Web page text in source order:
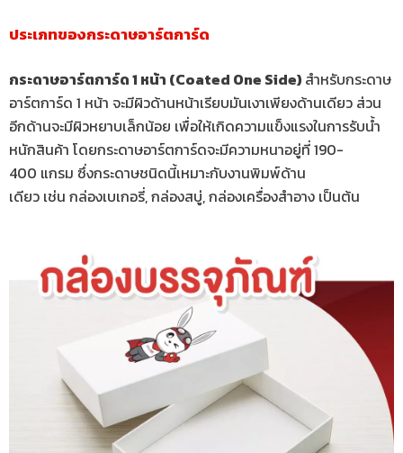
ประเภทของกระดาษอาร์ตการ์ด
กระดาษอาร์ตการ์ด 1 หน้า (Coated One Side) สำหรับกระดาษ
อาร์ตการ์ด 1 หน้า จะมีผิวด้านหน้าเรียบมันเงาเพียงด้านเดียว ส่วน
อีกด้านจะมีผิวหยาบเล็กน้อย เพื่อให้เกิดความแข็งแรงในการรับน้ำ
หนักสินค้า โดยกระดาษอาร์ตการ์ดจะมีความหนาอยู่ที่ 190-
400 แกรม ซึ่งกระดาษชนิดนี้เหมาะกับงานพิมพ์ด้าน
เดียว เช่น กล่องเบเกอรี่, กล่องสบู่, กล่องเครื่องสำอาง เป็นต้น